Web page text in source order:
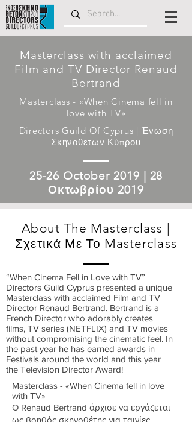
Masterclass with acclaimed
Film and TV Director Renaud
Bertrand
Masterclass - «When Cinema fell in
love with TV»
Directors Guild Of Cyprus | Ένωση
Σκηνοθετων Κύπρου
25-26 October 2019 | 28
Οκτωβρίου 2019
About The Masterclass |
Σχετικά Με Το Masterclass
“When Cinema Fell in Love with TV”
Directors Guild Cyprus presented a unique
Masterclass with acclaimed Film and TV
Director Renaud Bertrand. Bertrand is a
French Director who adorably creates
films, TV series (NETFLIX) and TV movies
without compromising the cinematic feel. In
the past year he has earned awards in
Festivals around the world and this year
the Television Director Award!
Masterclass - «When Cinema fell in love
with TV»
Ο Renaud Bertrand άρχισε να εργάζεται
ως βοηθός σκηνοθέτης για ταινίες,